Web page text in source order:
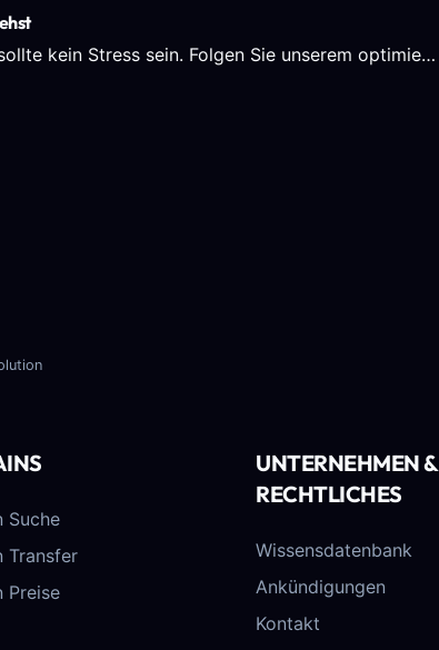
Der Umzug zu einem neuen Host sollte kein Stress sein. Folgen Sie unserem optimierten Leitfaden, um Ihre Daten ohne...
Suche
Transfer
Preise
UNTERNEHMEN &
RECHTLICHES
Wissensdatenbank
Ankündigungen
Kontakt